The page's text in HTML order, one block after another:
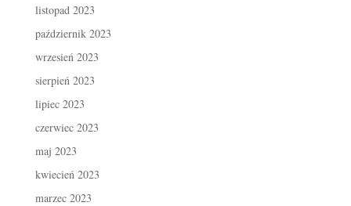
listopad 2023
październik 2023
wrzesień 2023
sierpień 2023
lipiec 2023
czerwiec 2023
maj 2023
kwiecień 2023
marzec 2023